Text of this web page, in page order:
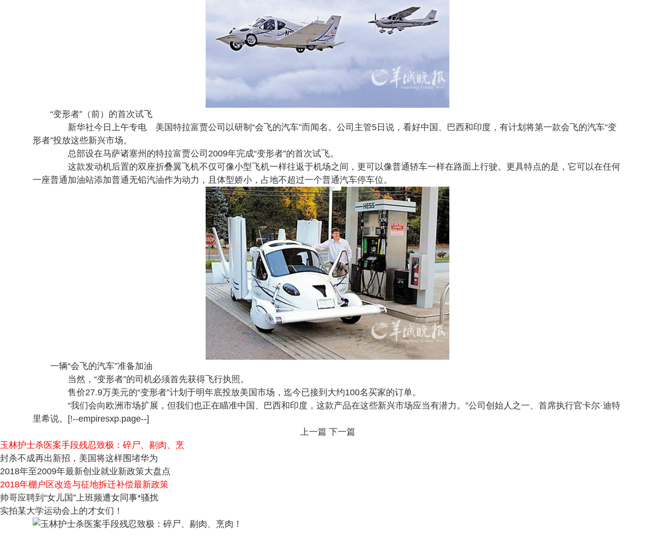
“变形者”（前）的首次试飞
新华社今日上午专电 美国特拉富贾公司以研制“会飞的汽车”而闻名。公司主管5日说，看好中国、巴西和印度，有计划将第一款会飞的汽车“变
形者”投放这些新兴市场。
总部设在马萨诸塞州的特拉富贾公司2009年完成“变形者”的首次试飞。
这款发动机后置的双座折叠翼飞机不仅可像小型飞机一样往返于机场之间，更可以像普通轿车一样在路面上行驶。更具特点的是，它可以在任何
一座普通加油站添加普通无铅汽油作为动力，且体型娇小，占地不超过一个普通汽车停车位。
一辆“会飞的汽车”准备加油
当然，“变形者”的司机必须首先获得飞行执照。
售价27.9万美元的“变形者”计划于明年底投放美国市场，迄今已接到大约100名买家的订单。
“我们会向欧洲市场扩展，但我们也正在瞄准中国、巴西和印度，这款产品在这些新兴市场应当有潜力。”公司创始人之一、首席执行官卡尔·迪特
里希说。[!--empiresxp.page--]
上一篇 下一篇
玉林护士杀医案手段残忍致极：碎尸、剔肉、烹
封杀不成再出新招，美国将这样围堵华为
2018年至2009年最新创业就业新政策大盘点
2018年棚户区改造与征地拆迁补偿最新政策
帅哥应聘到“女儿国”上班频遭女同事*骚扰
实拍某大学运动会上的才女们！